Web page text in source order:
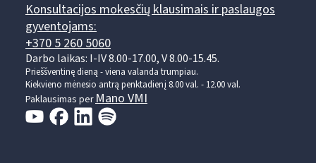
Konsultacijos mokesčių klausimais ir paslaugos
gyventojams:
+370 5 260 5060
Darbo laikas: I-IV 8.00-17.00, V 8.00-15.45.
Prieššventinę dieną - viena valanda trumpiau.
Kiekvieno mėnesio antrą penktadienį 8.00 val. - 12.00 val.
Paklausimas perMano VMI